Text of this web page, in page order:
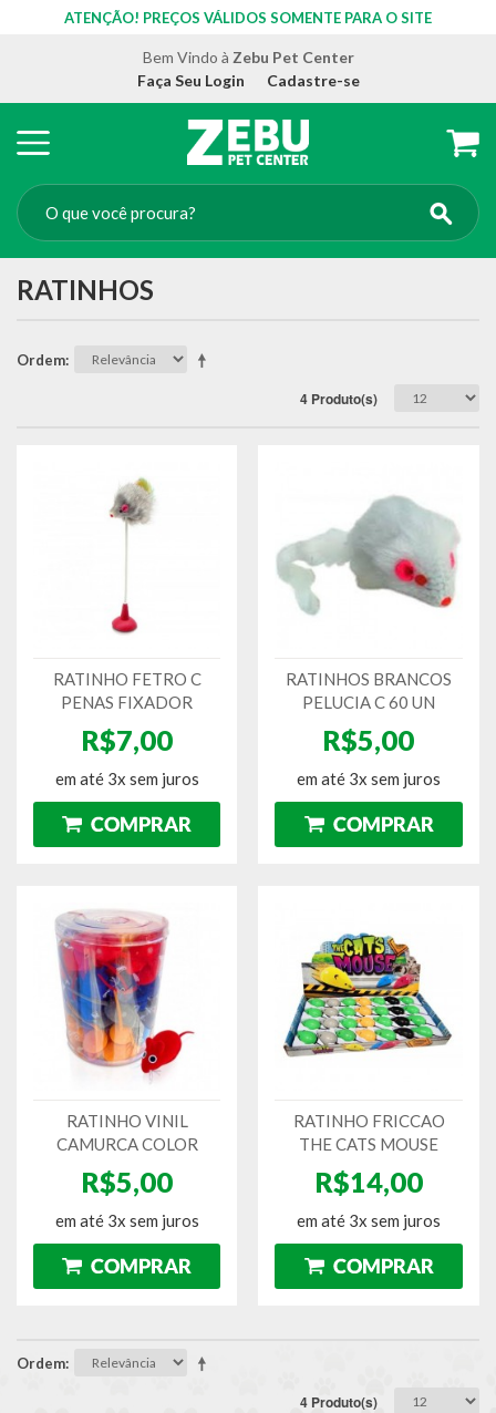
ATENÇÃO! PREÇOS VÁLIDOS SOMENTE PARA O SITE
Bem Vindo à Zebu Pet Center
Faça Seu Login
Cadastre-se
RATINHOS
Ordem
4 Produto(s)
RATINHO FETRO C
PENAS FIXADOR
R$7,00
em até 3x sem juros
RATINHOS BRANCOS
PELUCIA C 60 UN
R$5,00
em até 3x sem juros
RATINHO VINIL
CAMURCA COLOR
R$5,00
em até 3x sem juros
RATINHO FRICCAO
THE CATS MOUSE
R$14,00
em até 3x sem juros
Ordem
4 Produto(s)